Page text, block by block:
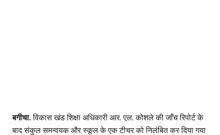
बगीचा.विकास खंड शिक्षा अधिकारी आर. एल. कोशले की जाँच रिपोर्ट के
बाद संकुल समन्वयक और स्कूल के एक टीचर को निलंबित कर दिया गया